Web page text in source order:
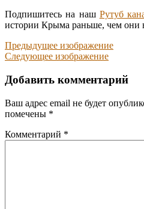
Подпишитесь на наш Рутуб
истории Крыма раньше, чем они
Предыдущее изображение
Следующее изображение
Добавить комментарий
Ваш адрес email не будет
помечены *
Комментарий *